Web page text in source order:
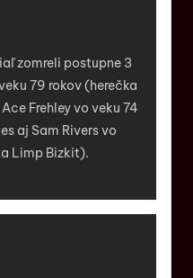
zomreli postupne 3
79 rokov (herečka
Frehley vo veku 74
aj Sam Rivers vo
Limp Bizkit).